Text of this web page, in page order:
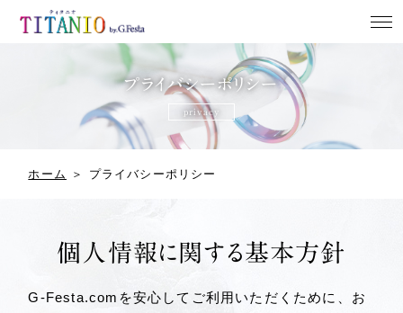
店舗案内
プライバシーポリシー
privacy
ホーム ＞ プライバシーポリシー
個人情報に関する基本方針
G-Festa.comを安心してご利用いただくために、お